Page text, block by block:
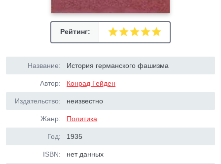
Рейтинг:
Название: История германского фашизма
Автор: Конрад Гейден
Издательство: неизвестно
Жанр: Политика
Год: 1935
ISBN: нет данных